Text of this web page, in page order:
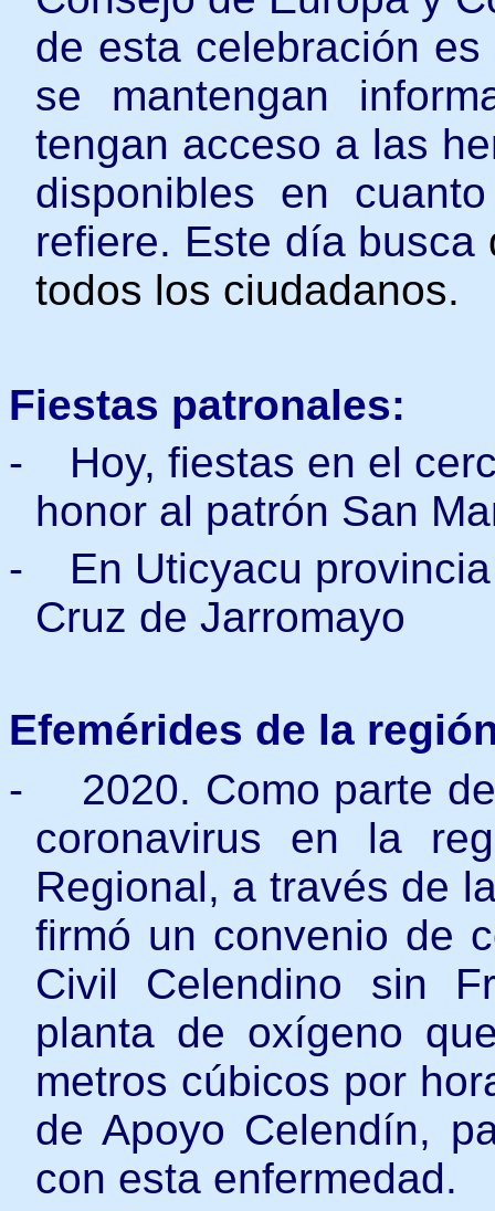
de esta celebración
se mantengan
tengan acceso a las
disponibles en
refiere. Este día busca
todos los ciudadanos.
Fiestas patronales:
-
Hoy, fiestas en el
honor al patrón San
-
En Uticyacu
Cruz de Jarromayo
Efemérides de la
-
2020. Como parte
coronavirus en la
Regional, a través de
firmó un convenio de
Civil Celendino sin
planta de oxígeno
metros cúbicos por
de Apoyo Celendín,
con esta enfermedad.